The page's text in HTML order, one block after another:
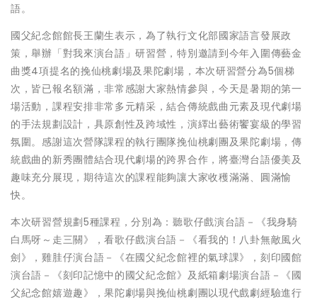
語。
國父紀念館館長王蘭生表示，為了執行文化部國家語言發展政
策，舉辦「對我來演台語」研習營，特別邀請到今年入圍傳藝金
曲獎4項提名的挽仙桃劇場及果陀劇場，本次研習營分為5個梯
次，皆已報名額滿，非常感謝大家熱情參與，今天是暑期的第一
場活動，課程安排非常多元精采，結合傳統戲曲元素及現代劇場
的手法規劃設計，具原創性及跨域性，演繹出藝術饗宴級的學習
氛圍。感謝這次營隊課程的執行團隊挽仙桃劇團及果陀劇場，傳
統戲曲的新秀團體結合現代劇場的跨界合作，將臺灣台語優美及
趣味充分展現，期待這次的課程能夠讓大家收穫滿滿、圓滿愉
快。
本次研習營規劃5種課程，分別為：聽歌仔戲演台語－《我身騎
白馬呀～走三關》，看歌仔戲演台語－《看我的！八卦無敵風火
劍》，雞胿仔演台語－《在國父紀念館裡的氣球課》，刻印國館
演台語－《刻印記憶中的國父紀念館》及紙箱劇場演台語－《國
父紀念館嬉遊趣》，果陀劇場與挽仙桃劇團以現代戲劇經驗進行